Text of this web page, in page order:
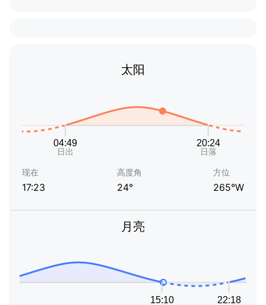
太阳
现在
17:23
高度角
24°
方位
265°W
月亮